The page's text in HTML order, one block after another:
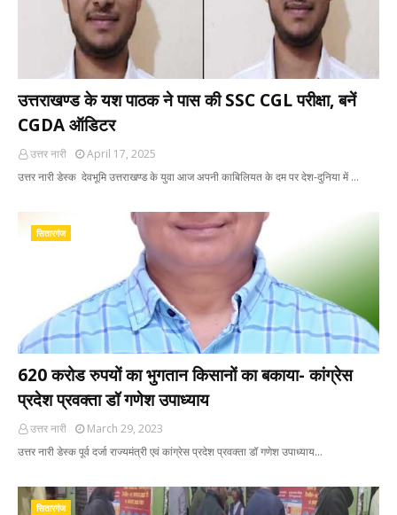
उत्तराखण्ड के यश पाठक ने पास की SSC CGL परीक्षा, बनें
CGDA ऑडिटर
उत्तर नारी
April 17, 2025
उत्तर नारी डेस्क देवभूमि उत्तराखण्ड के युवा आज अपनी काबिलियत के दम पर देश-दुनिया में …
सितारगंज
620 करोड रुपयों का भुगतान किसानों का बकाया- कांग्रेस
प्रदेश प्रवक्ता डॉ गणेश उपाध्याय
उत्तर नारी
March 29, 2023
उत्तर नारी डेस्क पूर्व दर्जा राज्यमंत्री एवं कांग्रेस प्रदेश प्रवक्ता डॉ गणेश उपाध्याय…
सितारगंज